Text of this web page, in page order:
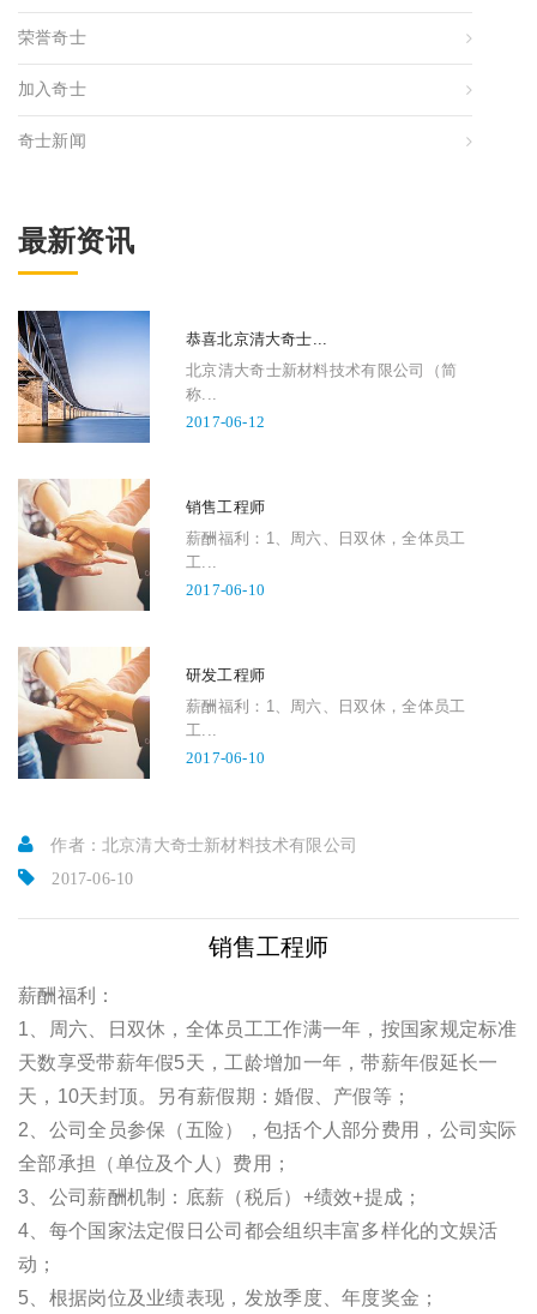
荣誉奇士
加入奇士
奇士新闻
最新资讯
恭喜北京清大奇士...
北京清大奇士新材料技术有限公司（简
称...
2017-06-12
销售工程师
薪酬福利：1、周六、日双休，全体员工
工...
2017-06-10
研发工程师
薪酬福利：1、周六、日双休，全体员工
工...
2017-06-10
作者：北京清大奇士新材料技术有限公司
2017-06-10
销售工程师
薪酬福利：
1、周六、日双休，全体员工工作满一年，按国家规定标准
天数享受带薪年假5天，工龄增加一年，带薪年假延长一
天，10天封顶。另有薪假期：婚假、产假等；
2、公司全员参保（五险），包括个人部分费用，公司实际
全部承担（单位及个人）费用；
3、公司薪酬机制：底薪（税后）+绩效+提成；
4、每个国家法定假日公司都会组织丰富多样化的文娱活
动；
5、根据岗位及业绩表现，发放季度、年度奖金；